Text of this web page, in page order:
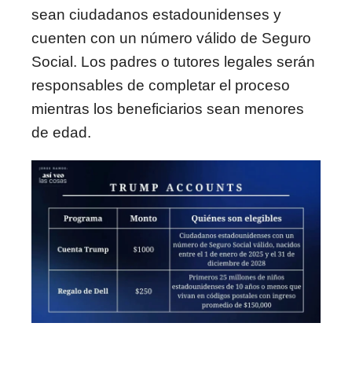
sean ciudadanos estadounidenses y
cuenten con un número válido de Seguro
Social. Los padres o tutores legales serán
responsables de completar el proceso
mientras los beneficiarios sean menores
de edad.